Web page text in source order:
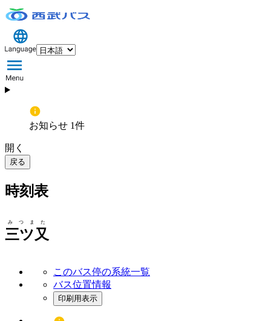
お知らせ 1件
開く
戻る
時刻表
三ツ又
みつまた
このバス停の系統一覧
バス位置情報
印刷用表示